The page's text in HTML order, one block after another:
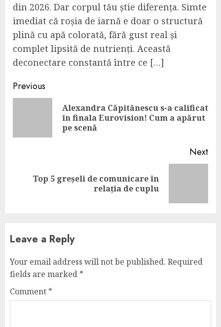
din 2026. Dar corpul tău știe diferența. Simte
imediat că roșia de iarnă e doar o structură
plină cu apă colorată, fără gust real și
complet lipsită de nutrienți. Această
deconectare constantă între ce […]
Continue
Reading
Previous
Alexandra Căpitănescu s-a calificat
în finala Eurovision! Cum a apărut
pe scenă
Next
Top 5 greșeli de comunicare în
relația de cuplu
Leave a Reply
Your email address will not be published. Required
fields are marked *
Comment *